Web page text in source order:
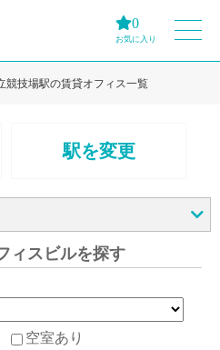
0
お気に入り
競技場駅の賃貸オフィス一覧
駅を変更
ィスビルを探す
空室あり